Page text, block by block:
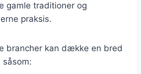
gamle traditioner og
praksis.
brancher kan dække en bred